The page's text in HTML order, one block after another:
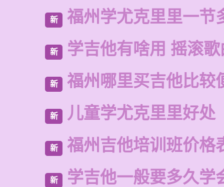
新 福州学尤克里里一节
新 学吉他有啥用 摇滚歌
新 福州哪里买吉他比较
新 儿童学尤克里里好处
新 福州吉他培训班价格
新 学吉他一般要多久学